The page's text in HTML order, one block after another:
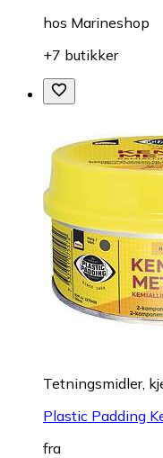
hos Marineshop
+7 butikker
Tetningsmidler,
Plastic Padding
fra